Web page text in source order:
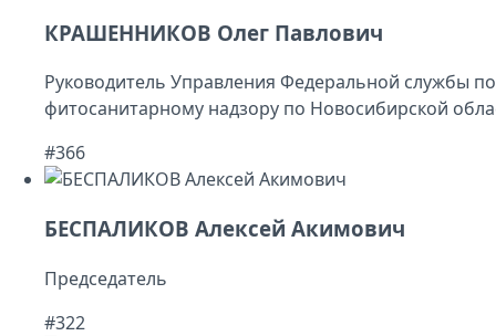
КРАШЕННИКОВ Олег Павлович
Руководитель Управления Федеральной службы
фитосанитарному надзору по Новосибирской
#366
БЕСПАЛИКОВ Алексей Акимович
Председатель
#322